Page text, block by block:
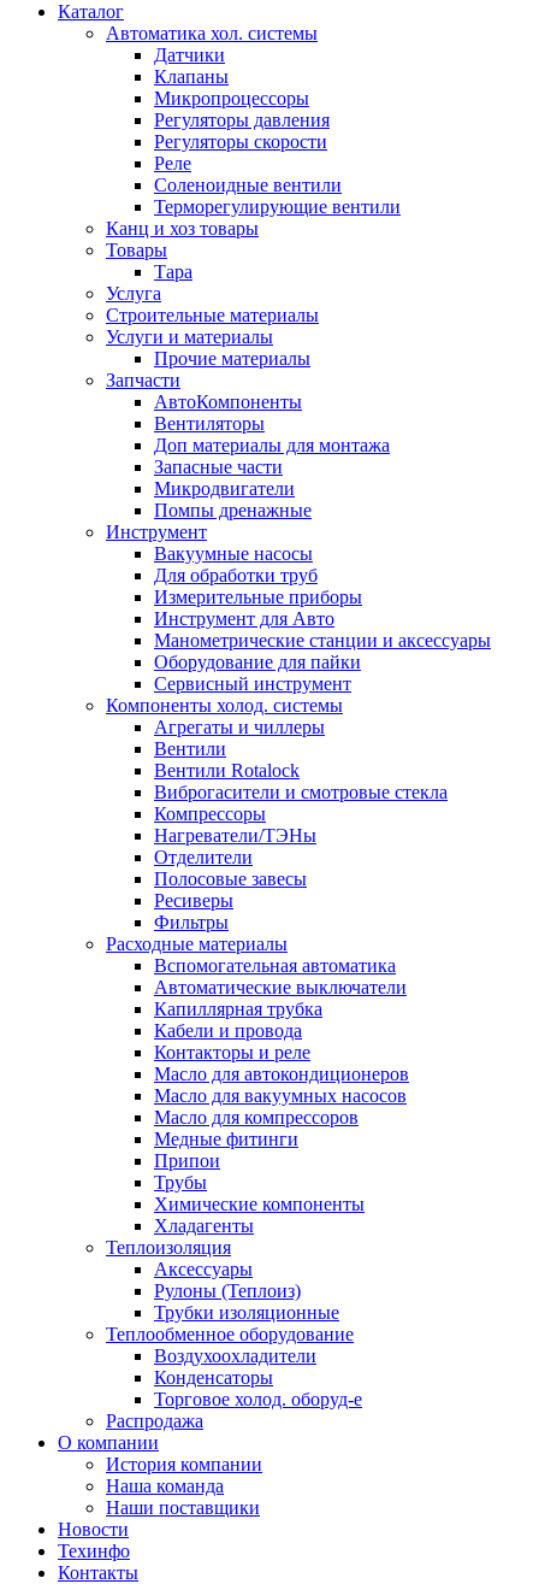
Каталог
Автоматика хол. системы
Датчики
Клапаны
Микропроцессоры
Регуляторы давления
Регуляторы скорости
Реле
Соленоидные вентили
Терморегулирующие вентили
Канц и хоз товары
Товары
Тара
Услуга
Строительные материалы
Услуги и материалы
Прочие материалы
Запчасти
АвтоКомпоненты
Вентиляторы
Доп материалы для монтажа
Запасные части
Микродвигатели
Помпы дренажные
Инструмент
Вакуумные насосы
Для обработки труб
Измерительные приборы
Инструмент для Авто
Манометрические станции и аксессуары
Оборудование для пайки
Сервисный инструмент
Компоненты холод. системы
Агрегаты и чиллеры
Вентили
Вентили Rotalock
Виброгасители и смотровые стекла
Компрессоры
Нагреватели/ТЭНы
Отделители
Полосовые завесы
Ресиверы
Фильтры
Расходные материалы
Вспомогательная автоматика
Автоматические выключатели
Капиллярная трубка
Кабели и провода
Контакторы и реле
Масло для автокондиционеров
Масло для вакуумных насосов
Масло для компрессоров
Медные фитинги
Припои
Трубы
Химические компоненты
Хладагенты
Теплоизоляция
Аксессуары
Рулоны (Теплоиз)
Трубки изоляционные
Теплообменное оборудование
Воздухоохладители
Конденсаторы
Торговое холод. оборуд-е
Распродажа
О компании
История компании
Наша команда
Наши поставщики
Новости
Техинфо
Контакты